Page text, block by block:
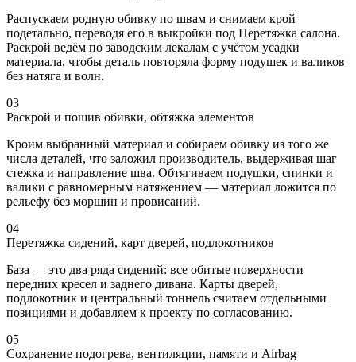
Распускаем родную обивку по швам и снимаем крой
подетально, переводя его в выкройки под Перетяжка салона.
Раскрой ведём по заводским лекалам с учётом усадки
материала, чтобы деталь повторяла форму подушек и валиков
без натяга и волн.
03
Раскрой и пошив обивки, обтяжка элементов
Кроим выбранный материал и собираем обивку из того же
числа деталей, что заложил производитель, выдерживая шаг
стежка и направление шва. Обтягиваем подушки, спинки и
валики с равномерным натяжением — материал ложится по
рельефу без морщин и провисаний.
04
Перетяжка сидений, карт дверей, подлокотников
База — это два ряда сидений: все обитые поверхности
передних кресел и заднего дивана. Карты дверей,
подлокотник и центральный тоннель считаем отдельными
позициями и добавляем к проекту по согласованию.
05
Сохранение подогрева, вентиляции, памяти и Airbag